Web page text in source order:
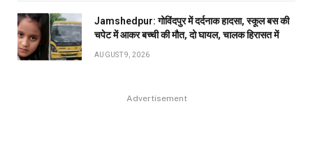
Jamshedpur: गोविंदपुर में दर्दनाक हादसा, स्कूल बस की
चपेट में आकर बच्ची की मौत, दो घायल, चालक हिरासत में
AUGUST 9, 2026
Advertisement